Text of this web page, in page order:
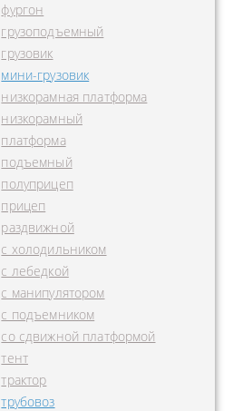
фургон
грузоподъемный
грузовик
мини-грузовик
низкорамная платформа
низкорамный
платформа
подъемный
полуприцеп
прицеп
раздвижной
с холодильником
с лебедкой
с манипулятором
с подъемником
со сдвижной платформой
тент
трактор
трубовоз